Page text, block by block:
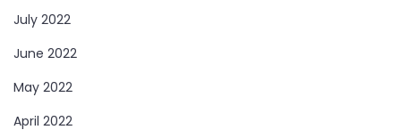
July 2022
June 2022
May 2022
April 2022